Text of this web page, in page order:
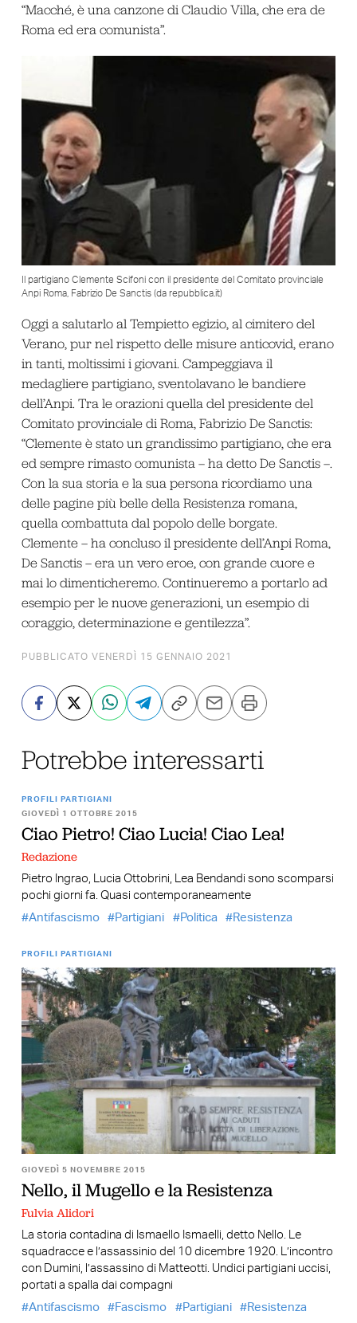
“Macché, è una canzone di Claudio Villa, che era de
Roma ed era comunista”.
Il partigiano Clemente Scifoni con il presidente del Comitato provinciale
Anpi Roma, Fabrizio De Sanctis (da repubblica.it)
Oggi a salutarlo al Tempietto egizio, al cimitero del
Verano, pur nel rispetto delle misure anticovid, erano
in tanti, moltissimi i giovani. Campeggiava il
medagliere partigiano, sventolavano le bandiere
dell’Anpi. Tra le orazioni quella del presidente del
Comitato provinciale di Roma, Fabrizio De Sanctis:
“Clemente è stato un grandissimo partigiano, che era
ed sempre rimasto comunista – ha detto De Sanctis –.
Con la sua storia e la sua persona ricordiamo una
delle pagine più belle della Resistenza romana,
quella combattuta dal popolo delle borgate.
Clemente – ha concluso il presidente dell’Anpi Roma,
De Sanctis – era un vero eroe, con grande cuore e
mai lo dimenticheremo. Continueremo a portarlo ad
esempio per le nuove generazioni, un esempio di
coraggio, determinazione e gentilezza”.
PUBBLICATO VENERDÌ 15 GENNAIO 2021
Potrebbe interessarti
PROFILI PARTIGIANI
GIOVEDÌ 1 OTTOBRE 2015
Ciao Pietro! Ciao Lucia! Ciao Lea!
Redazione
Pietro Ingrao, Lucia Ottobrini, Lea Bendandi sono scomparsi
pochi giorni fa. Quasi contemporaneamente
Antifascismo
Partigiani Politica Resistenza
PROFILI PARTIGIANI
GIOVEDÌ 5 NOVEMBRE 2015
Nello, il Mugello e la Resistenza
Fulvia Alidori
La storia contadina di Ismaello Ismaelli, detto Nello. Le
squadracce e l’assassinio del 10 dicembre 1920. L’incontro
con Dumini, l’assassino di Matteotti. Undici partigiani uccisi,
portati a spalla dai compagni
Antifascismo
Fascismo Partigiani Resistenza